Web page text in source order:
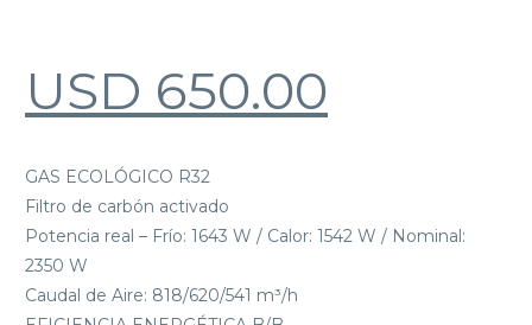
USD 650.00
GAS ECOLÓGICO R32
Filtro de carbón activado
Potencia real – Frío: 1643 W / Calor: 1542 W / Nominal:
2350 W
Caudal de Aire: 818/620/541 m³/h